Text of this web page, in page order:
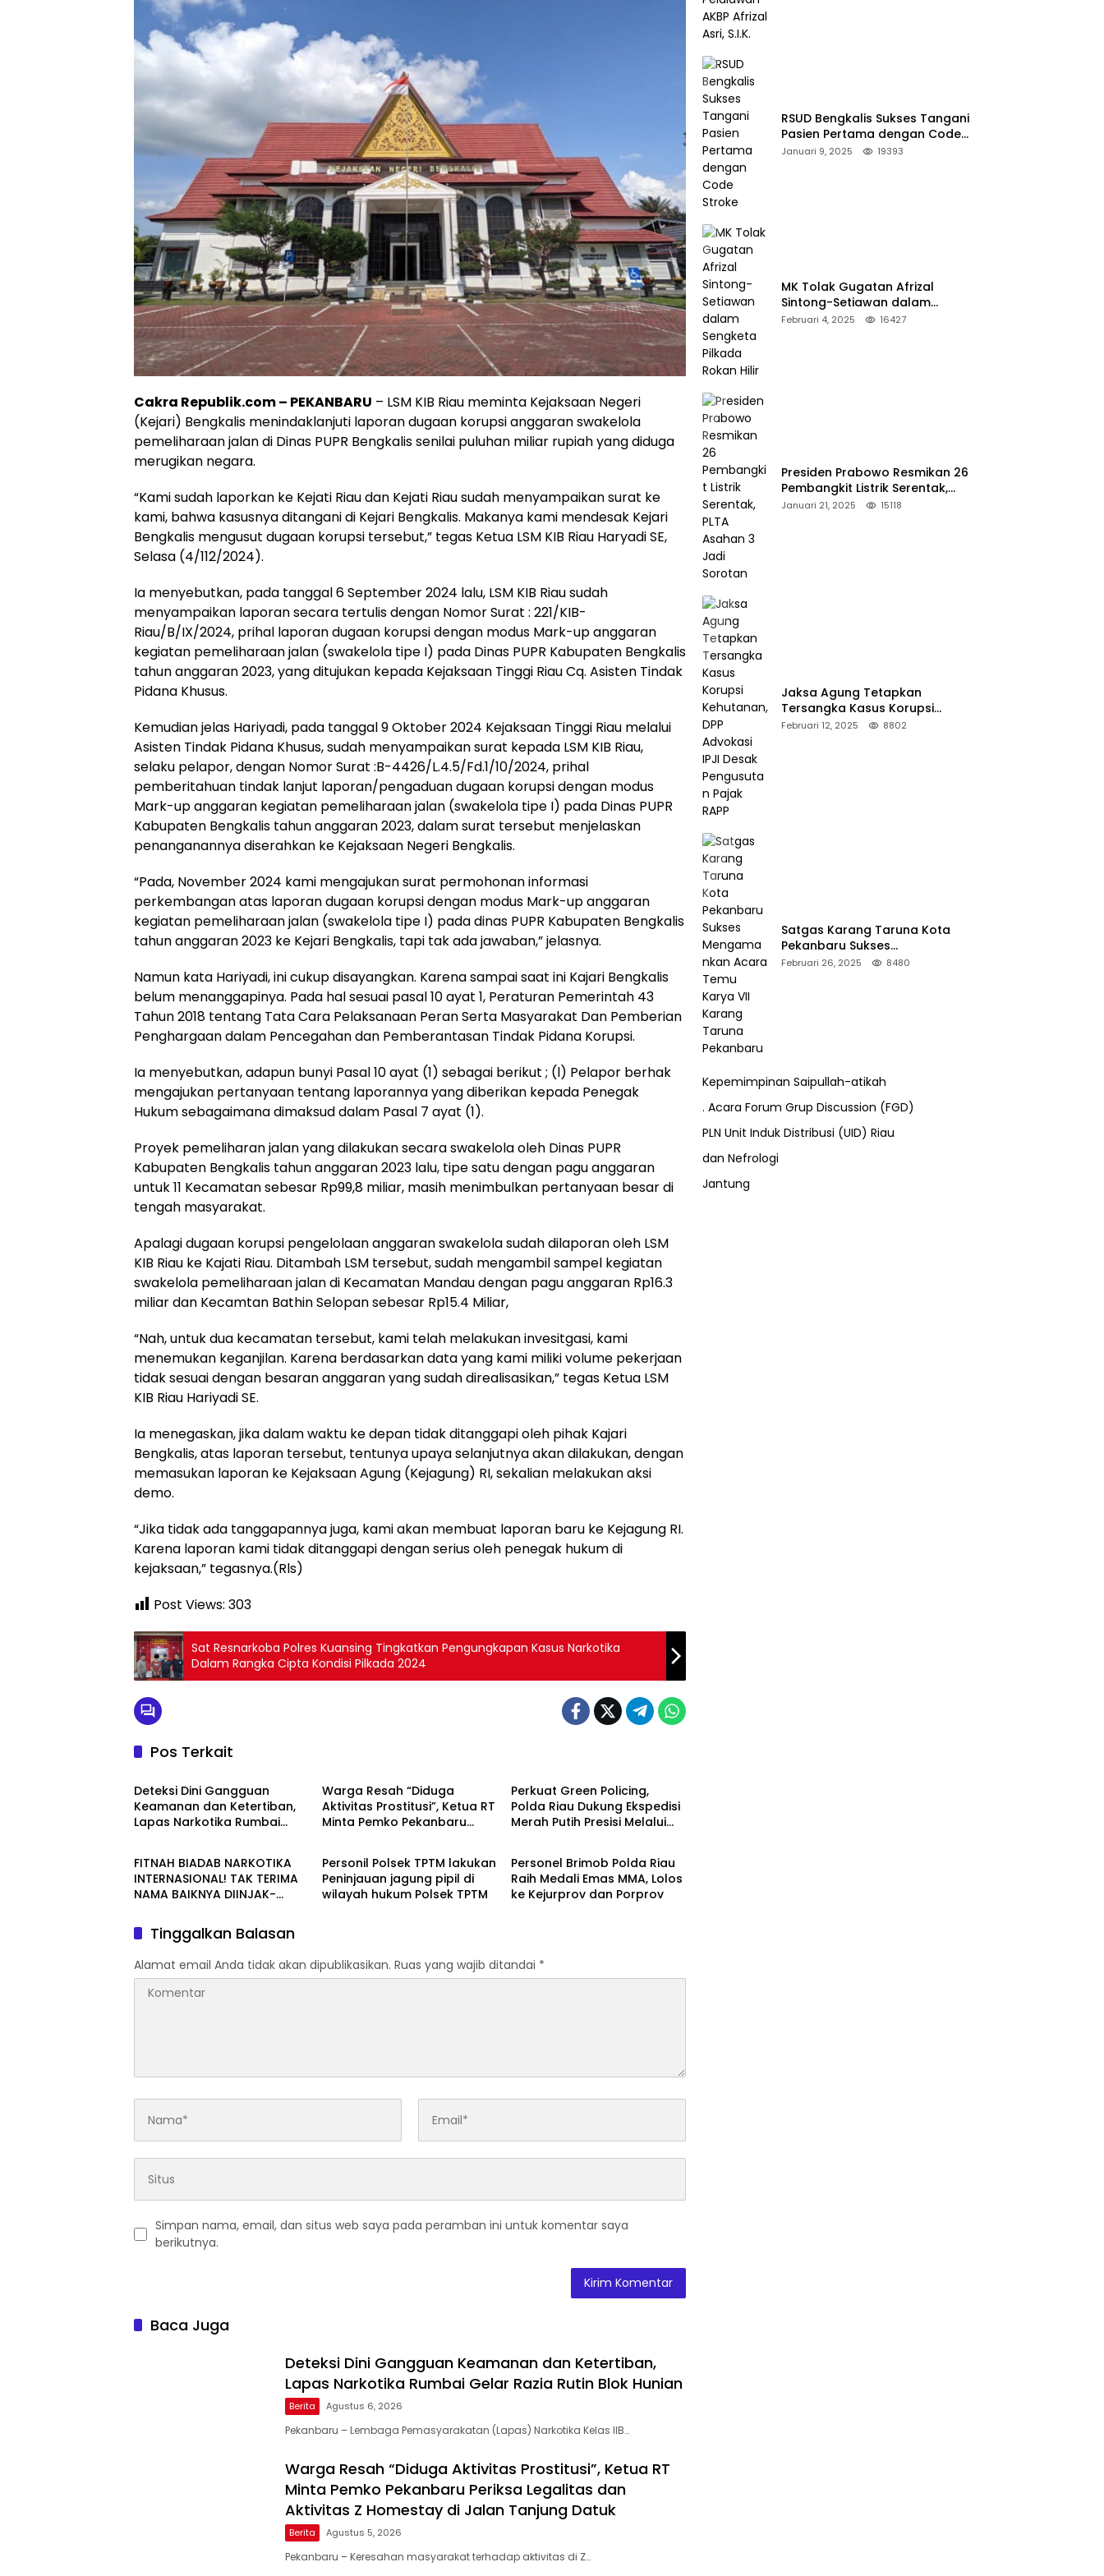
Cakra Republik.com – PEKANBARU – LSM KIB Riau meminta Kejaksaan Negeri
(Kejari) Bengkalis menindaklanjuti laporan dugaan korupsi anggaran swakelola
pemeliharaan jalan di Dinas PUPR Bengkalis senilai puluhan miliar rupiah yang diduga
merugikan negara.
“Kami sudah laporkan ke Kejati Riau dan Kejati Riau sudah menyampaikan surat ke
kami, bahwa kasusnya ditangani di Kejari Bengkalis. Makanya kami mendesak Kejari
Bengkalis mengusut dugaan korupsi tersebut,” tegas Ketua LSM KIB Riau Haryadi SE,
Selasa (4/112/2024).
Ia menyebutkan, pada tanggal 6 September 2024 lalu, LSM KIB Riau sudah
menyampaikan laporan secara tertulis dengan Nomor Surat : 221/KIB-
Riau/B/IX/2024, prihal laporan dugaan korupsi dengan modus Mark-up anggaran
kegiatan pemeliharaan jalan (swakelola tipe I) pada Dinas PUPR Kabupaten Bengkalis
tahun anggaran 2023, yang ditujukan kepada Kejaksaan Tinggi Riau Cq. Asisten Tindak
Pidana Khusus.
Kemudian jelas Hariyadi, pada tanggal 9 Oktober 2024 Kejaksaan Tinggi Riau melalui
Asisten Tindak Pidana Khusus, sudah menyampaikan surat kepada LSM KIB Riau,
selaku pelapor, dengan Nomor Surat :B-4426/L.4.5/Fd.1/10/2024, prihal
pemberitahuan tindak lanjut laporan/pengaduan dugaan korupsi dengan modus
Mark-up anggaran kegiatan pemeliharaan jalan (swakelola tipe I) pada Dinas PUPR
Kabupaten Bengkalis tahun anggaran 2023, dalam surat tersebut menjelaskan
penanganannya diserahkan ke Kejaksaan Negeri Bengkalis.
“Pada, November 2024 kami mengajukan surat permohonan informasi
perkembangan atas laporan dugaan korupsi dengan modus Mark-up anggaran
kegiatan pemeliharaan jalan (swakelola tipe I) pada dinas PUPR Kabupaten Bengkalis
tahun anggaran 2023 ke Kejari Bengkalis, tapi tak ada jawaban,” jelasnya.
Namun kata Hariyadi, ini cukup disayangkan. Karena sampai saat ini Kajari Bengkalis
belum menanggapinya. Pada hal sesuai pasal 10 ayat 1, Peraturan Pemerintah 43
Tahun 2018 tentang Tata Cara Pelaksanaan Peran Serta Masyarakat Dan Pemberian
Penghargaan dalam Pencegahan dan Pemberantasan Tindak Pidana Korupsi.
Ia menyebutkan, adapun bunyi Pasal 10 ayat (1) sebagai berikut ; (l) Pelapor berhak
mengajukan pertanyaan tentang laporannya yang diberikan kepada Penegak
Hukum sebagaimana dimaksud dalam Pasal 7 ayat (1).
Proyek pemeliharan jalan yang dilakukan secara swakelola oleh Dinas PUPR
Kabupaten Bengkalis tahun anggaran 2023 lalu, tipe satu dengan pagu anggaran
untuk 11 Kecamatan sebesar Rp99,8 miliar, masih menimbulkan pertanyaan besar di
tengah masyarakat.
Apalagi dugaan korupsi pengelolaan anggaran swakelola sudah dilaporan oleh LSM
KIB Riau ke Kajati Riau. Ditambah LSM tersebut, sudah mengambil sampel kegiatan
swakelola pemeliharaan jalan di Kecamatan Mandau dengan pagu anggaran Rp16.3
miliar dan Kecamtan Bathin Selopan sebesar Rp15.4 Miliar,
“Nah, untuk dua kecamatan tersebut, kami telah melakukan invesitgasi, kami
menemukan keganjilan. Karena berdasarkan data yang kami miliki volume pekerjaan
tidak sesuai dengan besaran anggaran yang sudah direalisasikan,” tegas Ketua LSM
KIB Riau Hariyadi SE.
Ia menegaskan, jika dalam waktu ke depan tidak ditanggapi oleh pihak Kajari
Bengkalis, atas laporan tersebut, tentunya upaya selanjutnya akan dilakukan, dengan
memasukan laporan ke Kejaksaan Agung (Kejagung) RI, sekalian melakukan aksi
demo.
“Jika tidak ada tanggapannya juga, kami akan membuat laporan baru ke Kejagung RI.
Karena laporan kami tidak ditanggapi dengan serius oleh penegak hukum di
kejaksaan,” tegasnya.(Rls)
Post Views: 303
Sat Resnarkoba Polres Kuansing Tingkatkan Pengungkapan Kasus Narkotika
Dalam Rangka Cipta Kondisi Pilkada 2024
Pos Terkait
Berita
Deteksi Dini Gangguan
Keamanan dan Ketertiban,
Lapas Narkotika Rumbai
Warga Resah “Diduga
Aktivitas Prostitusi”, Ketua RT
Minta Pemko Pekanbaru
Jalan Tanjung Datuk
Perkuat Green Policing,
Polda Riau Dukung Ekspedisi
Merah Putih Presisi Melalui
Berita
FITNAH BIADAB NARKOTIKA
INTERNASIONAL! TAK TERIMA
NAMA BAIKNYA DIINJAK-
WAR: SIAP Bantai DAN SERET
AKUN PEMBUNUH KARAKTER
KE PENJARA POLDA KEPRI!
Berita
Personil Polsek TPTM lakukan
Peninjauan jagung pipil di
wilayah hukum Polsek TPTM
Berita
Personel Brimob Polda Riau
Raih Medali Emas MMA, Lolos
ke Kejurprov dan Porprov
Tinggalkan Balasan
Alamat email Anda tidak akan dipublikasikan. Ruas yang wajib ditandai *
Simpan nama, email, dan situs web saya pada peramban ini untuk komentar saya
berikutnya.
Baca Juga
Deteksi Dini Gangguan Keamanan dan Ketertiban,
Lapas Narkotika Rumbai Gelar Razia Rutin Blok Hunian
Berita Agustus 6, 2026
Pekanbaru – Lembaga Pemasyarakatan (Lapas) Narkotika Kelas IIB…
Warga Resah “Diduga Aktivitas Prostitusi”, Ketua RT
Minta Pemko Pekanbaru Periksa Legalitas dan
Aktivitas Z Homestay di Jalan Tanjung Datuk
Berita Agustus 5, 2026
Pekanbaru – Keresahan masyarakat terhadap aktivitas di Z…
RSUD Bengkalis Sukses Tangani
Pasien Pertama dengan Code
Stroke
Januari 9, 2025 19393
MK Tolak Gugatan Afrizal
Sintong-Setiawan dalam
Sengketa Pilkada Rokan Hilir
Februari 4, 2025 16427
Presiden Prabowo Resmikan 26
Pembangkit Listrik Serentak,
PLTA Asahan 3 Jadi Sorotan
Januari 21, 2025 15118
Jaksa Agung Tetapkan
Tersangka Kasus Korupsi
Kehutanan, DPP Advokasi IPJI
Februari 12, 2025 8802
Satgas Karang Taruna Kota
Pekanbaru Sukses
Mengamankan Acara Temu
Februari 26, 2025 8480
Kepemimpinan Saipullah-atikah
. Acara Forum Grup Discussion (FGD)
PLN Unit Induk Distribusi (UID) Riau
dan Nefrologi
Jantung